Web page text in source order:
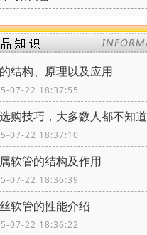
结构、原理以及应用
07-22 18:37:55
购技巧，大多数人都不知道
07-22 18:37:10
软管的结构及作用
07-22 18:36:39
软管的性能介绍
07-22 18:36:22